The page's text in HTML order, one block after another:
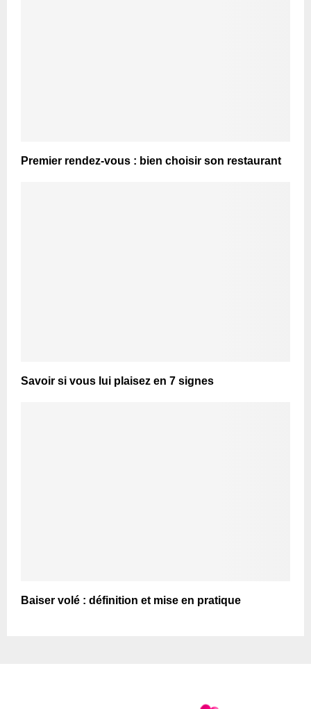
Premier rendez-vous : bien choisir son restaurant
Savoir si vous lui plaisez en 7 signes
Baiser volé : définition et mise en pratique